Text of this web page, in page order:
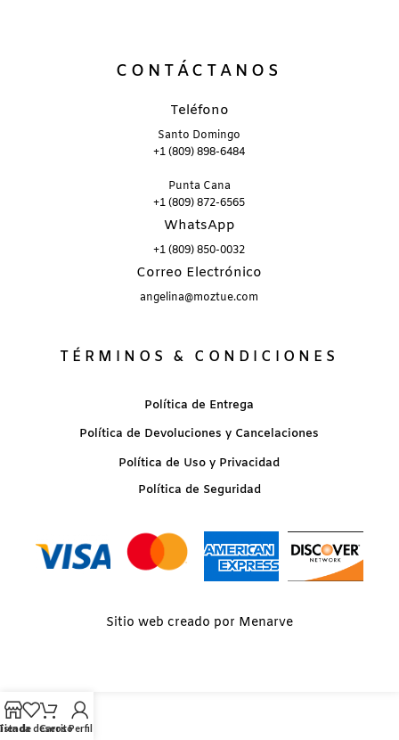
CONTÁCTANOS
Teléfono
Santo Domingo
+1 (809) 898-6484
Punta Cana
+1 (809) 872-6565
WhatsApp
+1 (809) 850-0032
Correo Electrónico
angelina@moztue.com
TÉRMINOS & CONDICIONES
Política de Entrega
Política de Devoluciones y Cancelaciones
Política de Uso y Privacidad
Política de Seguridad
Sitio web creado por Menarve
de deseos
CarritoPerfil